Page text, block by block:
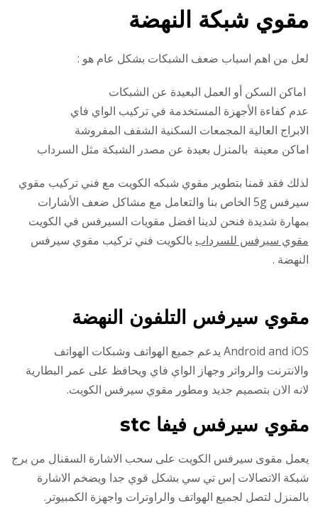
مقوي شبكة النهضة
لعل من اهم اسباب ضعف الشبكات بشكل عام هو :
اماكن السكن أو العمل البعيدة عن الشبكات
عدم كفاءة الأجهزة المستخدمة في تركيب الواي فاي
الابراج العالية المجمعات السكنية الشفف المفروشة
اماكن معينة بالمنزل بعيدة عن مصدر الشبكة مثل السرداب
لذلك فقد قمنا بتطوير مقوي شبكه الكويت مع فني تركيب مقوي
سيرفس 5g الخاص بنا والتعامل مع مشاكل ضعف الأشارات
بمهارة شديدة فنحن لدينا افضل مقويات السيرفس في الكويت
مقوي سيرفس للسرداب بالكويت فني تركيب مقوي سيرفس
النهضة .
مقوي سيرفس التلفون النهضة
Android and iOS يدعم جميع الهواتف وشبكات الهواتف
والانترنت والرواتر وجهاز الواي فاي ويحافظ على عمر البطارية
لانه الان بتصميم جديد ومطور مقوي سيرفس الكويت.
مقوي سيرفس فيفا stc
يعمل مقوى سيرفس الكويت على سحب الاشارة السقنال من برج
شبكة الاتصالات إس تي سي بشكل قوي جدا ويضخم الاشارة
بالمنزل لتصل لجميع الهواتف والراوترات واجهزة الكمبيوتر.